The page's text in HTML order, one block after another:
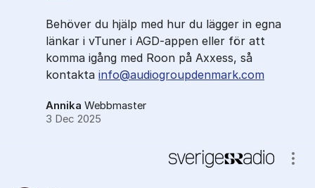
Behöver du hjälp med hur du lägger in egna
länkar i vTuner i AGD-appen eller för att
komma igång med Roon på Axxess, så
kontakta info@audiogroupdenmark.com
Annika Webbmaster
3 Dec 2025